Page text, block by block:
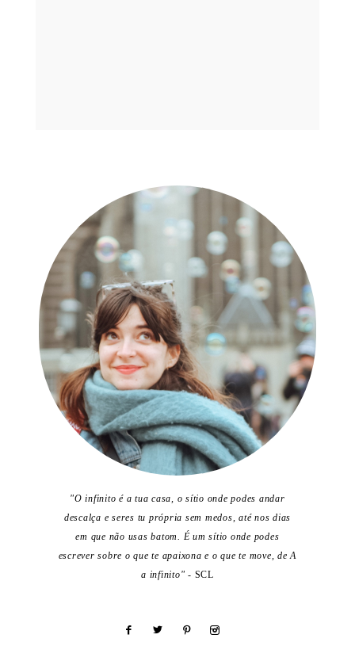
"O infinito é a tua casa, o sítio onde podes andar
descalça e seres tu própria sem medos, até nos dias
em que não usas batom. É um sítio onde podes
escrever sobre o que te apaixona e o que te move, de A
a infinito"- SCL